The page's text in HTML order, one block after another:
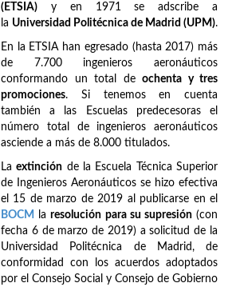
(ETSIA) y en 1971 se adscribe a
la Universidad Politécnica de Madrid (UPM).
En la ETSIA han egresado (hasta 2017) más
de 7.700 ingenieros aeronáuticos
conformando un total de ochenta y tres
promociones. Si tenemos en cuenta
también a las Escuelas predecesoras el
número total de ingenieros aeronáuticos
asciende a más de 8.000 titulados.
Laextinción de la Escuela Técnica Superior
de Ingenieros Aeronáuticos se hizo efectiva
el 15 de marzo de 2019 al publicarse en el
BOCM
laresolución para su supresión(con
fecha 6 de marzo de 2019) a solicitud de la
Universidad Politécnica de Madrid, de
conformidad con los acuerdos adoptados
por el Consejo Social y Consejo de Gobierno